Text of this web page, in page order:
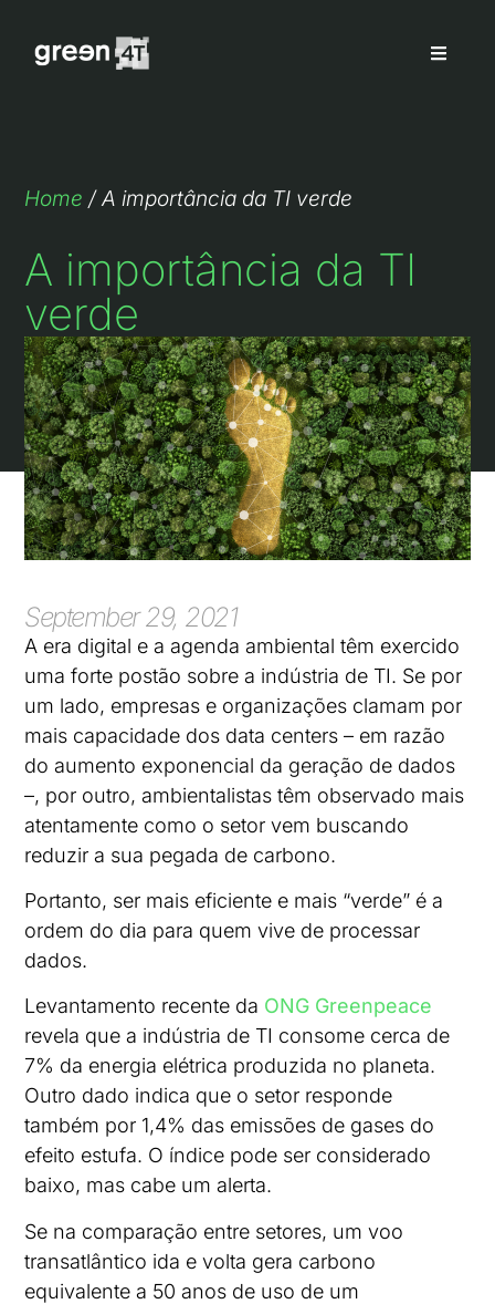
Home /A importância da TI verde
A importância da TI
verde
September 29, 2021
A era digital e a agenda ambiental têm exercido
uma forte postão sobre a indústria de TI. Se por
um lado, empresas e organizações clamam por
mais capacidade dos data centers – em razão
do aumento exponencial da geração de dados
–, por outro, ambientalistas têm observado mais
atentamente como o setor vem buscando
reduzir a sua pegada de carbono.
Portanto, ser mais eficiente e mais “verde” é a
ordem do dia para quem vive de processar
dados.
Levantamento recente da ONG Greenpeace
revela que a indústria de TI consome cerca de
7% da energia elétrica produzida no planeta.
Outro dado indica que o setor responde
também por 1,4% das emissões de gases do
efeito estufa. O índice pode ser considerado
baixo, mas cabe um alerta.
Se na comparação entre setores, um voo
transatlântico ida e volta gera carbono
equivalente a 50 anos de uso de um